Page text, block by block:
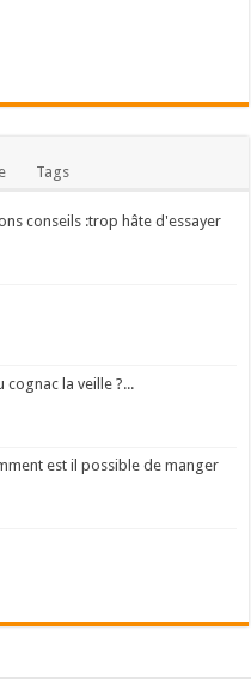
Tags
conseils :trop hâte d'essayer
cognac la veille ?...
est il possible de manger